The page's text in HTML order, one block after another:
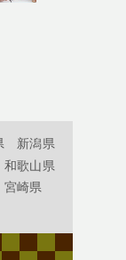
新潟県
和歌山県
宮崎県